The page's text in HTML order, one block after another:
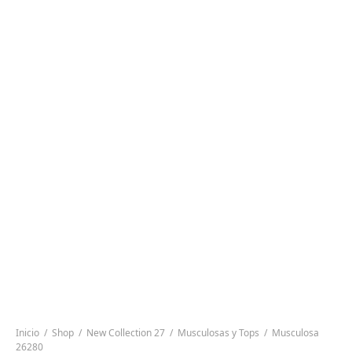
Inicio / Shop / New Collection 27 / Musculosas y Tops / Musculosa
26280